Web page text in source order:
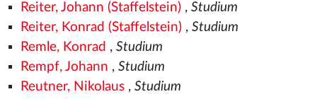
Reiter, Johann (Staffelstein), Studium
Reiter, Konrad (Staffelstein), Studium
Remle, Konrad , Studium
Rempf, Johann , Studium
Reutner, Nikolaus, Studium